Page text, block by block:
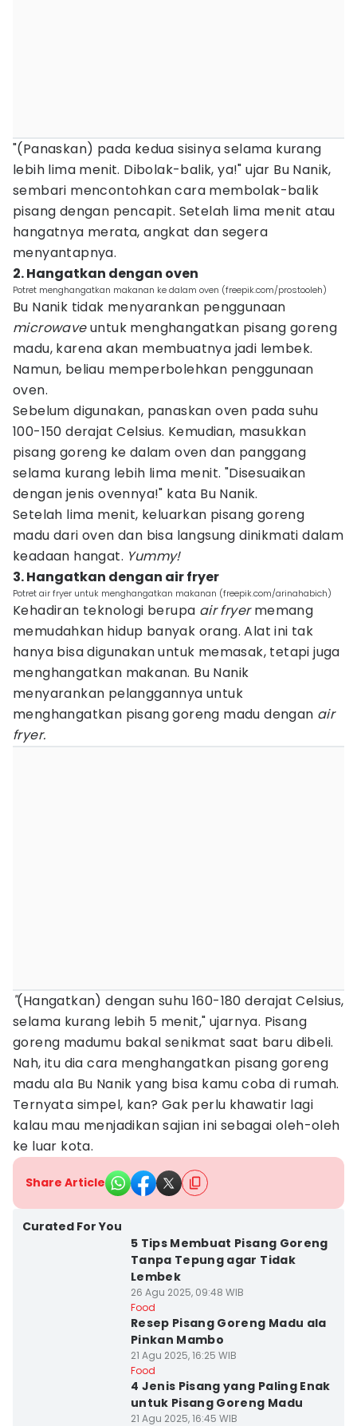
"(Panaskan) pada kedua sisinya selama kurang
lebih lima menit. Dibolak-balik, ya!" ujar Bu Nanik,
sembari mencontohkan cara membolak-balik
pisang dengan pencapit. Setelah lima menit atau
hangatnya merata, angkat dan segera
menyantapnya.
2. Hangatkan dengan oven
Potret menghangatkan makanan ke dalam oven (freepik.com/prostooleh)
Bu Nanik tidak menyarankan penggunaan
microwaveuntuk menghangatkan pisang goreng
madu, karena akan membuatnya jadi lembek.
Namun, beliau memperbolehkan penggunaan
oven.
Sebelum digunakan, panaskan oven pada suhu
100-150 derajat Celsius. Kemudian, masukkan
pisang goreng ke dalam oven dan panggang
selama kurang lebih lima menit. "Disesuaikan
dengan jenis ovennya!" kata Bu Nanik.
Setelah lima menit, keluarkan pisang goreng
madu dari oven dan bisa langsung dinikmati dalam
keadaan hangat. Yummy!
3. Hangatkan dengan air fryer
Potret air fryer untuk menghangatkan makanan (freepik.com/arinahabich)
Kehadiran teknologi berupa air fryermemang
memudahkan hidup banyak orang. Alat ini tak
hanya bisa digunakan untuk memasak, tetapi juga
menghangatkan makanan. Bu Nanik
menyarankan pelanggannya untuk
menghangatkan pisang goreng madu dengan air
fryer.
"(Hangatkan) dengan suhu 160-180 derajat Celsius,
selama kurang lebih 5 menit," ujarnya. Pisang
goreng madumu bakal senikmat saat baru dibeli.
Nah, itu dia cara menghangatkan pisang goreng
madu ala Bu Nanik yang bisa kamu coba di rumah.
Ternyata simpel, kan? Gak perlu khawatir lagi
kalau mau menjadikan sajian ini sebagai oleh-oleh
ke luar kota.
Share Article
Curated For You
5 Tips Membuat Pisang Goreng
Tanpa Tepung agar Tidak
Lembek
26 Agu 2025, 09:48 WIB
Food
Resep Pisang Goreng Madu ala
Pinkan Mambo
21 Agu 2025, 16:25 WIB
Food
4 Jenis Pisang yang Paling Enak
untuk Pisang Goreng Madu
21 Agu 2025, 16:45 WIB